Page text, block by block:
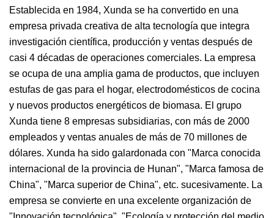
Establecida en 1984, Xunda se ha convertido en una
empresa privada creativa de alta tecnología que integra
investigación científica, producción y ventas después de
casi 4 décadas de operaciones comerciales. La empresa
se ocupa de una amplia gama de productos, que incluyen
estufas de gas para el hogar, electrodomésticos de cocina
y nuevos productos energéticos de biomasa. El grupo
Xunda tiene 8 empresas subsidiarias, con más de 2000
empleados y ventas anuales de más de 70 millones de
dólares. Xunda ha sido galardonada con "Marca conocida
internacional de la provincia de Hunan", "Marca famosa de
China", "Marca superior de China", etc. sucesivamente. La
empresa se convierte en una excelente organización de